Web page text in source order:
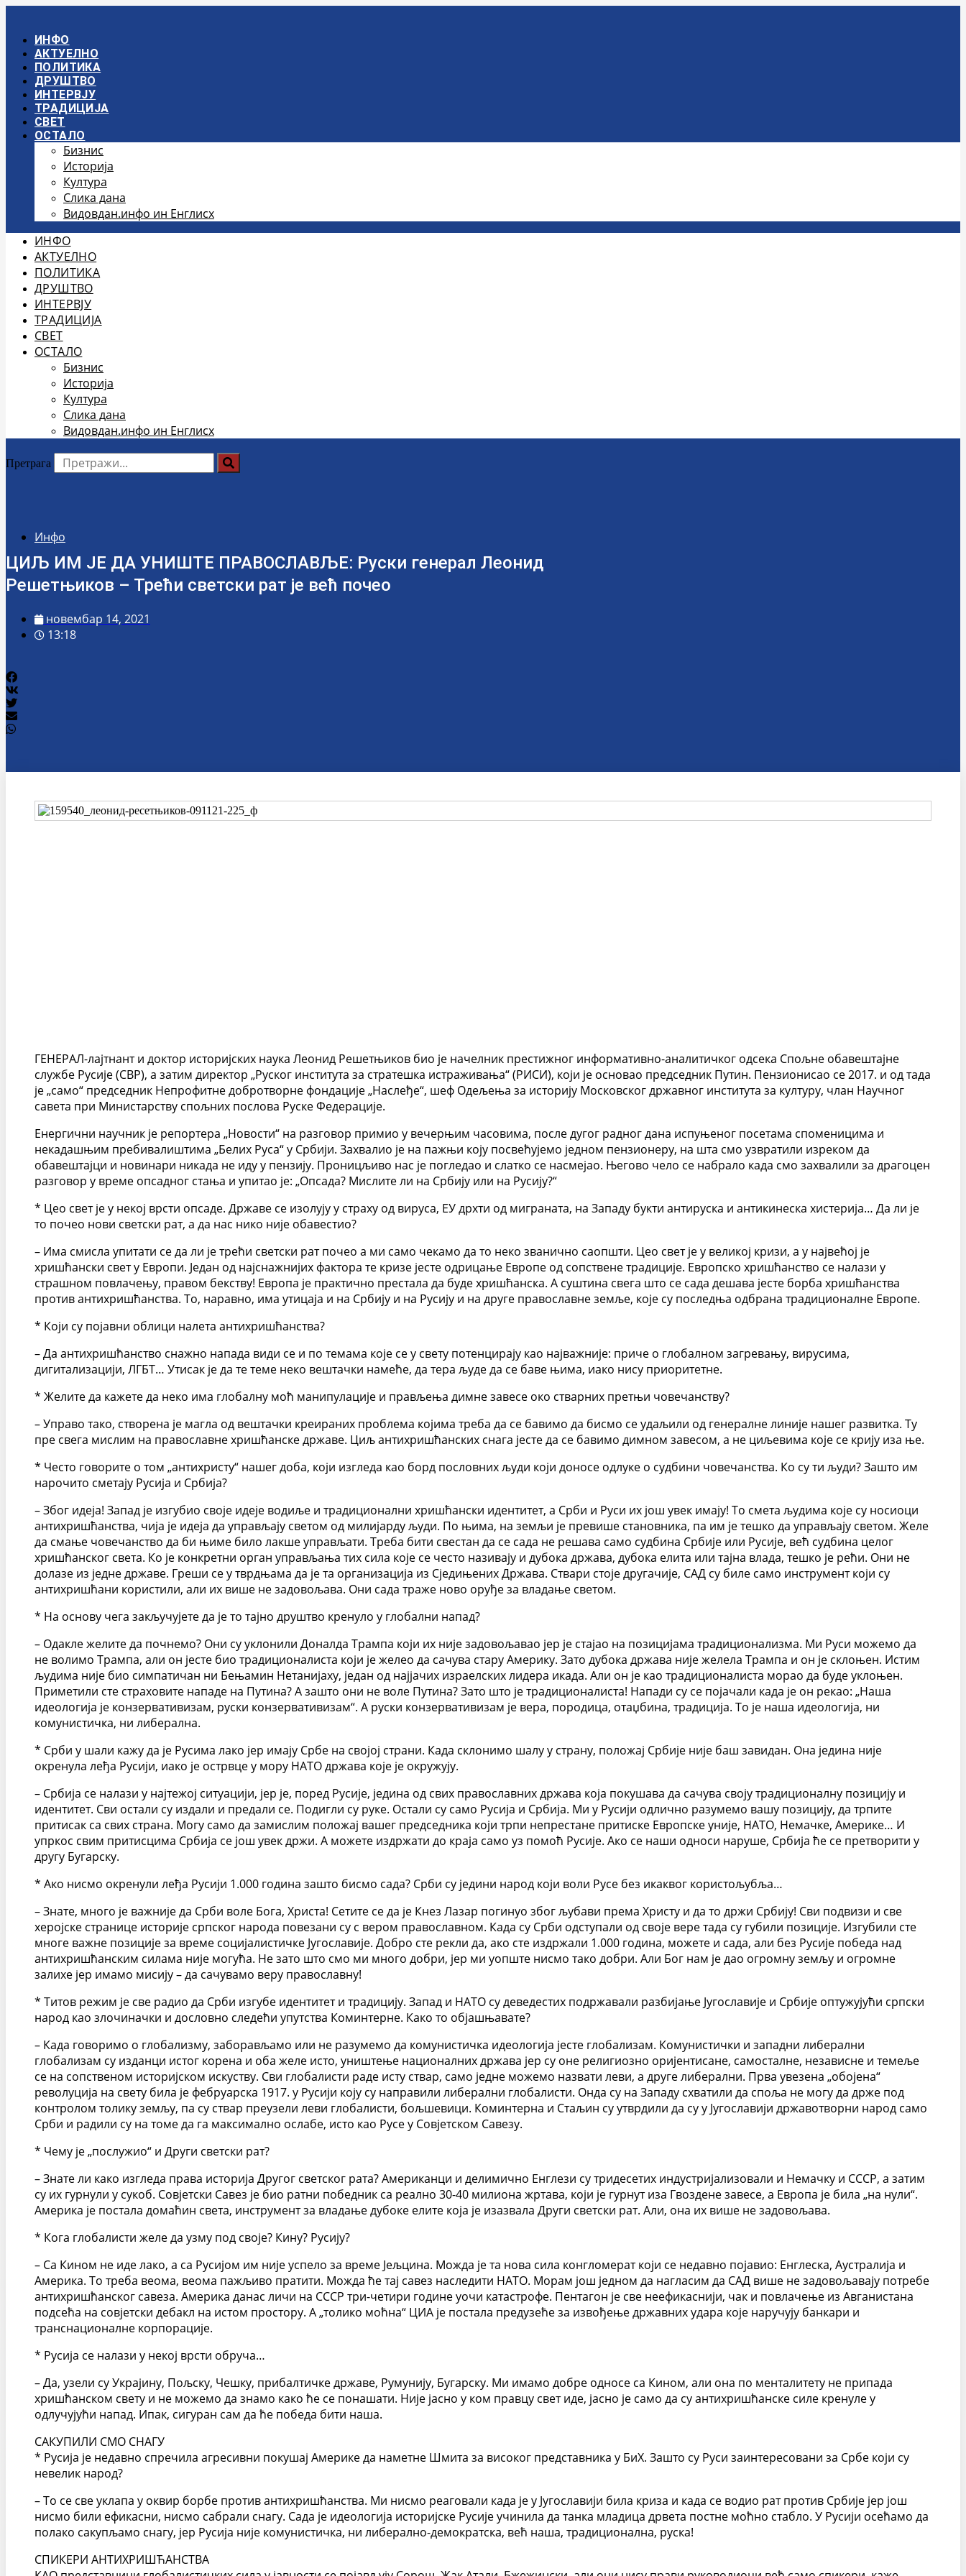
садржајИНФО
АКТУЕЛНО
ПОЛИТИКА
ДРУШТВО
ИНТЕРВЈУ
ТРАДИЦИЈА
СВЕТ
ОСТАЛО
Бизнис
Историја
Култура
Слика дана
Видовдан.инфо ин Енглисх
ИНФО
АКТУЕЛНО
ПОЛИТИКА
ДРУШТВО
ИНТЕРВЈУ
ТРАДИЦИЈА
СВЕТ
ОСТАЛО
Бизнис
Историја
Култура
Слика дана
Видовдан.инфо ин Енглисх
Претрага
Инфо
ЦИЉ ИМ ЈЕ ДА УНИШТЕ ПРАВОСЛАВЉЕ: Руски генерал Леонид
Решетњиков – Трећи светски рат је већ почео
новембар 14, 2021
13:18
ГЕНЕРАЛ-лајтнант и доктор историјских наука Леонид Решетњиков био је начелник престижног информативно-аналитичког одсека Спољне обавештајне
службе Русије (СВР), а затим директор „Руског института за стратешка истраживања“ (РИСИ), који је основао председник Путин. Пензионисао се 2017. и од тада
је „само“ председник Непрофитне добротворне фондације „Наслеђе“, шеф Одељења за историју Московског државног института за културу, члан Научног
савета при Министарству спољних послова Руске Федерације.
Енергични научник је репортера „Новости“ на разговор примио у вечерњим часовима, после дугог радног дана испуњеног посетама споменицима и
некадашњим пребивалиштима „Белих Руса“ у Србији. Захвалио је на пажњи коју посвећујемо једном пензионеру, на шта смо узвратили изреком да
обавештајци и новинари никада не иду у пензију. Проницљиво нас је погледао и слатко се насмејао. Његово чело се набрало када смо захвалили за драгоцен
разговор у време опсадног стања и упитао је: „Опсада? Мислите ли на Србију или на Русију?“
* Цео свет је у некој врсти опсаде. Државе се изолују у страху од вируса, ЕУ дрхти од миграната, на Западу букти антируска и антикинеска хистерија… Да ли је
то почео нови светски рат, а да нас нико није обавестио?
– Има смисла упитати се да ли је трећи светски рат почео а ми само чекамо да то неко званично саопшти. Цео свет је у великој кризи, а у највећој је
хришћански свет у Европи. Један од најснажнијих фактора те кризе јесте одрицање Европе од сопствене традиције. Европско хришћанство се налази у
страшном повлачењу, правом бекству! Европа је практично престала да буде хришћанска. А суштина свега што се сада дешава јесте борба хришћанства
против антихришћанства. То, наравно, има утицаја и на Србију и на Русију и на друге православне земље, које су последња одбрана традиционалне Европе.
* Који су појавни облици налета антихришћанства?
– Да антихришћанство снажно напада види се и по темама које се у свету потенцирају као најважније: приче о глобалном загревању, вирусима,
дигитализацији, ЛГБТ… Утисак је да те теме неко вештачки намеће, да тера људе да се баве њима, иако нису приоритетне.
* Желите да кажете да неко има глобалну моћ манипулације и прављења димне завесе око стварних претњи човечанству?
– Управо тако, створена је магла од вештачки креираних проблема којима треба да се бавимо да бисмо се удаљили од генералне линије нашег развитка. Ту
пре свега мислим на православне хришћанске државе. Циљ антихришћанских снага јесте да се бавимо димном завесом, а не циљевима које се крију иза ње.
* Често говорите о том „антихристу“ нашег доба, који изгледа као борд пословних људи који доносе одлуке о судбини човечанства. Ко су ти људи? Зашто им
нарочито сметају Русија и Србија?
– Због идеја! Запад је изгубио своје идеје водиље и традиционални хришћански идентитет, а Срби и Руси их још увек имају! То смета људима које су носиоци
антихришћанства, чија је идеја да управљају светом од милијарду људи. По њима, на земљи је превише становника, па им је тешко да управљају светом. Желе
да смање човечанство да би њиме било лакше управљати. Треба бити свестан да се сада не решава само судбина Србије или Русије, већ судбина целог
хришћанског света. Ко је конкретни орган управљања тих сила које се често називају и дубока држава, дубока елита или тајна влада, тешко је рећи. Они не
долазе из једне државе. Греши се у тврдњама да је та организација из Сједињених Држава. Ствари стоје другачије, САД су биле само инструмент који су
антихришћани користили, али их више не задовољава. Они сада траже ново оруђе за владање светом.
* На основу чега закључујете да је то тајно друштво кренуло у глобални напад?
– Одакле желите да почнемо? Они су уклонили Доналда Трампа који их није задовољавао јер је стајао на позицијама традиционализма. Ми Руси можемо да
не волимо Трампа, али он јесте био традиционалиста који је желео да сачува стару Америку. Зато дубока држава није желела Трампа и он је склоњен. Истим
људима није био симпатичан ни Бењамин Нетанијаху, један од најјачих израелских лидера икада. Али он је као традиционалиста морао да буде уклоњен.
Приметили сте страховите нападе на Путина? А зашто они не воле Путина? Зато што је традиционалиста! Напади су се појачали када је он рекао: „Наша
идеологија је конзервативизам, руски конзервативизам“. А руски конзервативизам је вера, породица, отаџбина, традиција. То је наша идеологија, ни
комунистичка, ни либерална.
* Срби у шали кажу да је Русима лако јер имају Србе на својој страни. Када склонимо шалу у страну, положај Србије није баш завидан. Она једина није
окренула леђа Русији, иако је острвце у мору НАТО држава које је окружују.
– Србија се налази у најтежој ситуацији, јер је, поред Русије, једина од свих православних држава која покушава да сачува своју традиционалну позицију и
идентитет. Сви остали су издали и предали се. Подигли су руке. Остали су само Русија и Србија. Ми у Русији одлично разумемо вашу позицију, да трпите
притисак са свих страна. Могу само да замислим положај вашег председника који трпи непрестане притиске Европске уније, НАТО, Немачке, Америке… И
упркос свим притисцима Србија се још увек држи. А можете издржати до краја само уз помоћ Русије. Ако се наши односи наруше, Србија ће се претворити у
другу Бугарску.
* Ако нисмо окренули леђа Русији 1.000 година зашто бисмо сада? Срби су једини народ који воли Русе без икаквог користољубља…
– Знате, много је важније да Срби воле Бога, Христа! Сетите се да је Кнез Лазар погинуо због љубави према Христу и да то држи Србију! Сви подвизи и све
херојске странице историје српског народа повезани су с вером православном. Када су Срби одступали од своје вере тада су губили позиције. Изгубили сте
многе важне позиције за време социјалистичке Југославије. Добро сте рекли да, ако сте издржали 1.000 година, можете и сада, али без Русије победа над
антихришћанским силама није могућа. Не зато што смо ми много добри, јер ми уопште нисмо тако добри. Али Бог нам је дао огромну земљу и огромне
залихе јер имамо мисију – да сачувамо веру православну!
* Титов режим је све радио да Срби изгубе идентитет и традицију. Запад и НАТО су деведестих подржавали разбијање Југославије и Србије оптужујући српски
народ као злочиначки и дословно следећи упутства Коминтерне. Како то објашњавате?
– Када говоримо о глобализму, заборављамо или не разумемо да комунистичка идеологија јесте глобализам. Комунистички и западни либерални
глобализам су изданци истог корена и оба желе исто, уништење националних држава јер су оне религиозно оријентисане, самосталне, независне и темеље
се на сопственом историјском искуству. Сви глобалисти раде исту ствар, само једне можемо назвати леви, а друге либерални. Прва увезена „обојена“
револуција на свету била је фебруарска 1917. у Русији коју су направили либерални глобалисти. Онда су на Западу схватили да споља не могу да држе под
контролом толику земљу, па су ствар преузели леви глобалисти, бољшевици. Коминтерна и Стаљин су утврдили да су у Југославији државотворни народ само
Срби и радили су на томе да га максимално ослабе, исто као Русе у Совјетском Савезу.
* Чему је „послужио“ и Други светски рат?
– Знате ли како изгледа права историја Другог светског рата? Американци и делимично Енглези су тридесетих индустријализовали и Немачку и СССР, а затим
су их гурнули у сукоб. Совјетски Савез је био ратни победник са реално 30-40 милиона жртава, који је гурнут иза Гвоздене завесе, а Европа је била „на нули“.
Америка је постала домаћин света, инструмент за владање дубоке елите која је изазвала Други светски рат. Али, она их више не задовољава.
* Кога глобалисти желе да узму под своје? Кину? Русију?
– Са Кином не иде лако, а са Русијом им није успело за време Јељцина. Можда је та нова сила конгломерат који се недавно појавио: Енглеска, Аустралија и
Америка. То треба веома, веома пажљиво пратити. Можда ће тај савез наследити НАТО. Морам још једном да нагласим да САД више не задовољавају потребе
антихришћанског савеза. Америка данас личи на СССР три-четири године уочи катастрофе. Пентагон је све неефикаснији, чак и повлачење из Авганистана
подсећа на совјетски дебакл на истом простору. А „толико моћна“ ЦИА је постала предузеће за извођење државних удара које наручују банкари и
транснационалне корпорације.
* Русија се налази у некој врсти обруча…
– Да, узели су Украјину, Пољску, Чешку, прибалтичке државе, Румунију, Бугарску. Ми имамо добре односе са Кином, али она по менталитету не припада
хришћанском свету и не можемо да знамо како ће се понашати. Није јасно у ком правцу свет иде, јасно је само да су антихришћанске силе кренуле у
одлучујући напад. Ипак, сигуран сам да ће победа бити наша.
САКУПИЛИ СМО СНАГУ
* Русија је недавно спречила агресивни покушај Америке да наметне Шмита за високог представника у БиХ. Зашто су Руси заинтересовани за Србе који су
невелик народ?
– То се све уклапа у оквир борбе против антихришћанства. Ми нисмо реаговали када је у Југославији била криза и када се водио рат против Србије јер још
нисмо били ефикасни, нисмо сабрали снагу. Сада је идеологија историјске Русије учинила да танка младица дрвета постне моћно стабло. У Русији осећамо да
полако сакупљамо снагу, јер Русија није комунистичка, ни либерално-демократска, већ наша, традиционална, руска!
СПИКЕРИ АНТИХРИШЋАНСТВА